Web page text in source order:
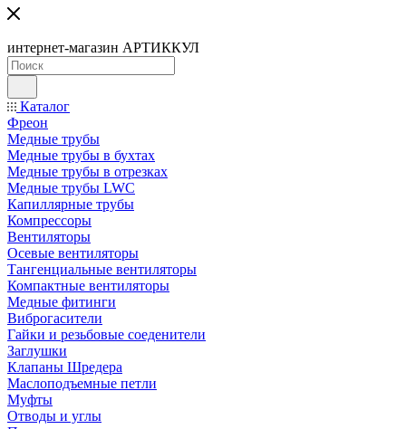
интернет-магазин АРТИККУЛ
Каталог
Фреон
Медные трубы
Медные трубы в бухтах
Медные трубы в отрезках
Медные трубы LWC
Капиллярные трубы
Компрессоры
Вентиляторы
Осевые вентиляторы
Тангенциальные вентиляторы
Компактные вентиляторы
Медные фитинги
Виброгасители
Гайки и резьбовые соеденители
Заглушки
Клапаны Шредера
Маслоподъемные петли
Муфты
Отводы и углы